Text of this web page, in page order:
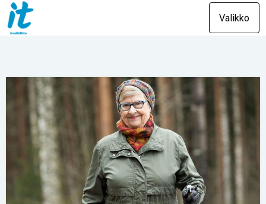
Valikko